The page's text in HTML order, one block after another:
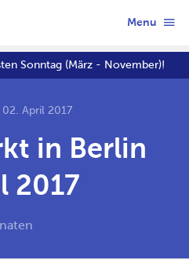
Menu
Sonntag (März - November)!
02. April 2017
in Berlin
2017